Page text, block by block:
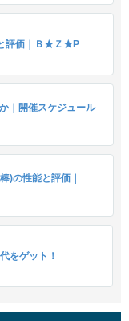
評価｜Ｂ★Ｚ★P
｜開催スケジュール
)の性能と評価｜
をゲット！